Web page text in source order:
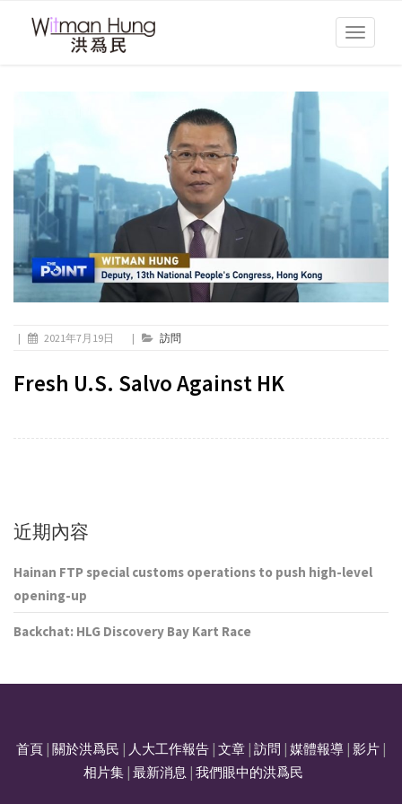
Toggle
| 2021年7月19日 | 訪問
Fresh U.S. Salvo Against HK
近期內容
Hainan FTP special customs operations to push high-level
opening-up
Backchat: HLG Discovery Bay Kart Race
首頁 關於洪爲民 人大工作報告 文章 訪問 媒體報導 影片
相片集| 最新消息 我們眼中的洪爲民